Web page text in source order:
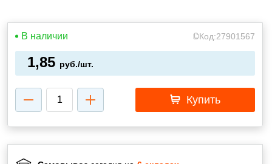
В наличии Код:27901567
1,85 руб./шт.
Купить